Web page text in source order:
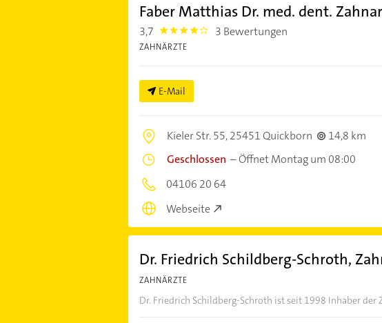
Faber Matthias Dr. med. dent.
3,7 3.7 3 Bewertungen
ZAHNÄRZTE
E-Mail
Kieler Str. 55,25451 Quickborn
14,8 km
Geschlossen –Öffnet Montag um 08:00
04106 20 64
Webseite
Dr. Friedrich Schildberg-Schroth,
ZAHNÄRZTE
Dr. Friedrich Schildberg-Schroth ist seit 1998 Inhaber der